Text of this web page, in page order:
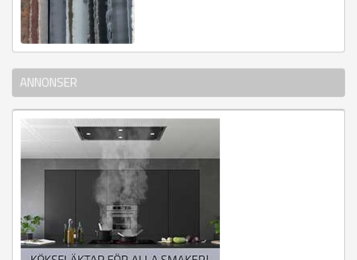
ANNONSER